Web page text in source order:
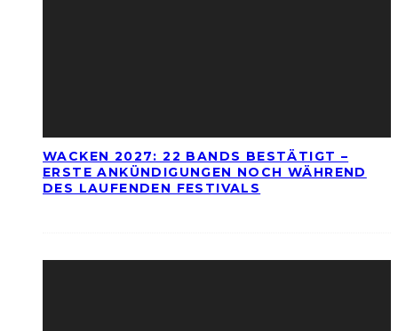
WACKEN 2027: 22 BANDS BESTÄTIGT –
ERSTE ANKÜNDIGUNGEN NOCH WÄHREND
DES LAUFENDEN FESTIVALS